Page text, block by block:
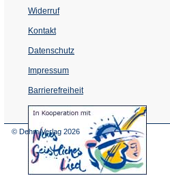
Widerruf
Kontakt
Datenschutz
Impressum
Barrierefreiheit
(Öffnet
in
© Dehm Verlag 2026